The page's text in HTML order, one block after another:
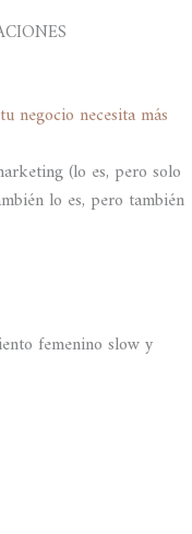
negocio necesita más
(lo es, pero solo
lo es, pero también
femenino slow y